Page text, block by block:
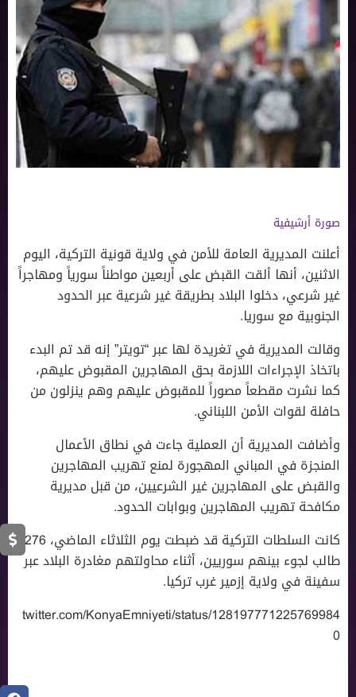
صورة أرشيفية
أعلنت المديرية العامة للأمن في ولاية قونية التركية، اليوم
الاثنين، أنها ألقت القبض على أربعين مواطناً سورياً ومهاجراً
غير شرعي، دخلوا البلاد بطريقة غير شرعية عبر الحدود
الجنوبية مع سوريا.
وقالت المديرية في تغريدة لها عبر “تويتر” إنه قد تم البدء
باتخاذ الإجراءات اللازمة بحق المهاجرين المقبوض عليهم،
كما نشرت مقطعاً مصوراً للمقبوض عليهم وهم ينزلون من
حافلة لقوات الأمن اللبناني.
وأضافت المديرية أن العملية جاءت في نطاق الأعمال
المنجزة في المباني المهجورة لمنع تهريب المهاجرين
والقبض على المهاجرين غير الشرعيين، من قبل مديرية
مكافحة تهريب المهاجرين وبوابات الحدود.
كانت السلطات التركية قد ضبطت يوم الثلاثاء الماضي، 276
طالب لجوء بينهم سوريين، أثناء محاولتهم مغادرة البلاد عبر
سفينة في ولاية إزمير غرب تركيا.
twitter.com/KonyaEmniyeti/status/128197771225769984
0